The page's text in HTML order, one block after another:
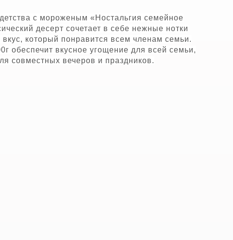
с мороженым «Ностальгия семейное
десерт сочетает в себе нежные нотки
который понравится всем членам семьи.
обеспечит вкусное угощение для всей семьи,
совместных вечеров и праздников.